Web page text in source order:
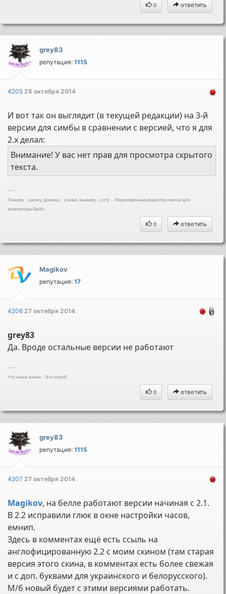
0 ответить
grey83
репутация:1115
420526 октября 2014
И вот так он выглядит (в текущей редакции) на 3-й
версии для симбы в сравнении с версией, что я для
2.х делал:
Внимание! У вас нет прав для просмотра скрытого
текста.
---
Поживу - увижу, доживу - узнаю, выживу - учту ... Переведённый редактор скинов для
клавиатуры Baidu
0 ответить
Magikov
репутация:17
420627 октября 2014
grey83
Да. Вроде остальные версии не работают
---
Что наша жизнь - Это игра!!!
0 ответить
grey83
репутация:1115
420727 октября 2014
Magikov, на белле работают версии начиная с 2.1.
В 2.2 исправили глюк в окне настройки часов,
емнип.
Здесь в комментах ещё есть ссыль на
англофицированную 2.2 с моим скином (там старая
версия этого скина, в комментах есть более свежая
и с доп. буквами для украинского и белорусского).
М/б новый будет с этими версиями работать.